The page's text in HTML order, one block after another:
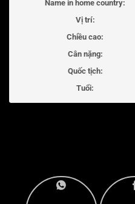
Name in home country:
Vị trí:
Chiều cao:
Cân nặng:
Quốc tịch:
Tuổi: